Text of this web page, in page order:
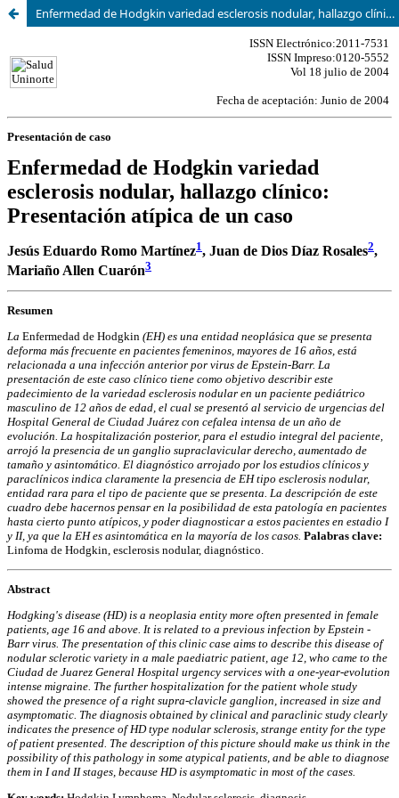
Enfermedad de Hodgkin variedad esclerosis nodular, hallazgo clínico: Presentación atípica de un caso